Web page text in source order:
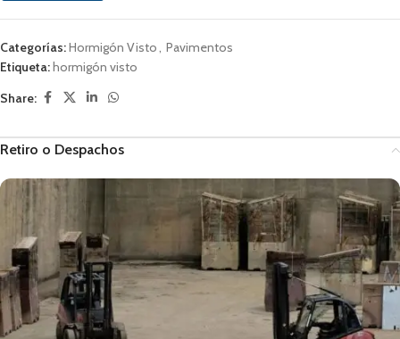
Categorías:Hormigón Visto, Pavimentos
Etiqueta: hormigón visto
Share:
Retiro o Despachos